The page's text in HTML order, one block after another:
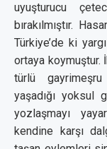
uyuşturucu
bırakılmıştır.
Türkiye’de ki
ortaya koymuştur.
türlü
yaşadığı yoksul
yozlaşmayı
kendine karşı